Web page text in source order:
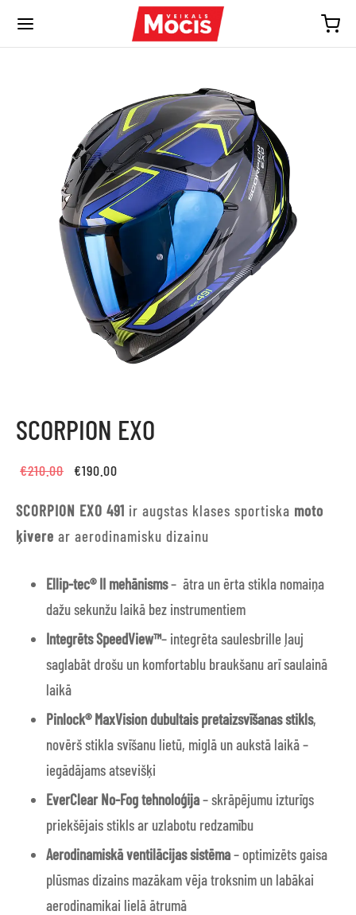
SCORPION EXO
€210.00 Original
was:
€210.00.
€190.00
€190.00.
SCORPION EXO 491 ir augstas klases sportiska moto
ķivere ar aerodinamisku dizainu
Ellip-tec® II mehānisms– ātra un ērta stikla nomaiņa
dažu sekunžu laikā bez instrumentiem
Integrēts SpeedView™– integrēta saulesbrille ļauj
saglabāt drošu un komfortablu braukšanu arī saulainā
laikā
Pinlock® MaxVisiondubultais pretaizsvīšanas stikls,
novērš stikla svīšanu lietū, miglā un aukstā laikā –
iegādājams atsevišķi
EverClear No-Fog tehnoloģija– skrāpējumu izturīgs
priekšējais stikls ar uzlabotu redzamību
Aerodinamiskā ventilācijas sistēma– optimizēts gaisa
plūsmas dizains mazākam vēja troksnim un labākai
aerodinamikai lielā ātrumā